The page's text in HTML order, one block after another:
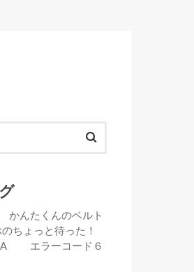
かんたくんのベルト
ちょっと待った！
エラーコード６